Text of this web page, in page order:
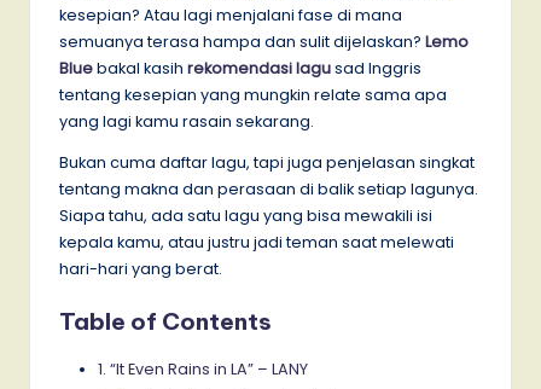
kesepian? Atau lagi menjalani fase di mana
semuanya terasa hampa dan sulit dijelaskan? Lemo
Bluebakal kasih rekomendasi lagusad Inggris
tentang kesepian yang mungkin relate sama apa
yang lagi kamu rasain sekarang.
Bukan cuma daftar lagu, tapi juga penjelasan singkat
tentang makna dan perasaan di balik setiap lagunya.
Siapa tahu, ada satu lagu yang bisa mewakili isi
kepala kamu, atau justru jadi teman saat melewati
hari-hari yang berat.
Table of Contents
1. “It Even Rains in LA” – LANY